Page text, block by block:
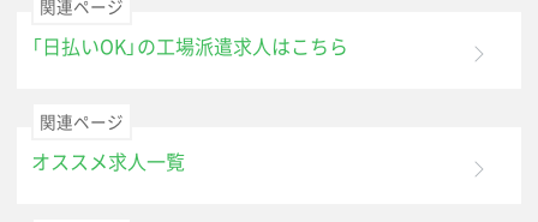
関連ページ
「日払いOK」の工場派遣求人はこちら
関連ページ
オススメ求人一覧